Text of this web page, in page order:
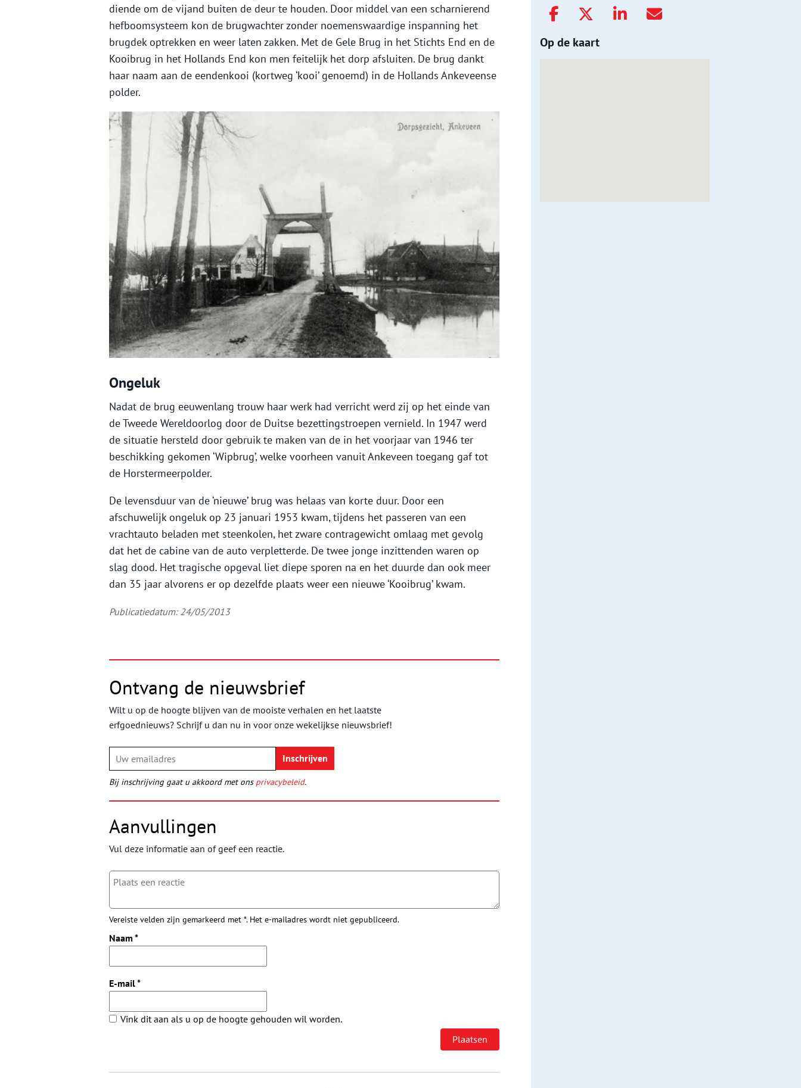
diende om de vijand buiten de deur te houden. Door middel van een scharnierend
hefboomsysteem kon de brugwachter zonder noemenswaardige inspanning het
brugdek optrekken en weer laten zakken. Met de Gele Brug in het Stichts End en de
Kooibrug in het Hollands End kon men feitelijk het dorp afsluiten. De brug dankt
haar naam aan de eendenkooi (kortweg ‘kooi’ genoemd) in de Hollands Ankeveense
polder.
Ongeluk
Nadat de brug eeuwenlang trouw haar werk had verricht werd zij op het einde van
de Tweede Wereldoorlog door de Duitse bezettingstroepen vernield. In 1947 werd
de situatie hersteld door gebruik te maken van de in het voorjaar van 1946 ter
beschikking gekomen ‘Wipbrug’, welke voorheen vanuit Ankeveen toegang gaf tot
de Horstermeerpolder.
De levensduur van de ‘nieuwe’ brug was helaas van korte duur. Door een
afschuwelijk ongeluk op 23 januari 1953 kwam, tijdens het passeren van een
vrachtauto beladen met steenkolen, het zware contragewicht omlaag met gevolg
dat het de cabine van de auto verpletterde. De twee jonge inzittenden waren op
slag dood. Het tragische opgeval liet diepe sporen na en het duurde dan ook meer
dan 35 jaar alvorens er op dezelfde plaats weer een nieuwe ‘Kooibrug’ kwam.
Publicatiedatum: 24/05/2013
Ontvang de nieuwsbrief
Wilt u op de hoogte blijven van de mooiste verhalen en het laatste
erfgoednieuws? Schrijf u dan nu in voor onze wekelijkse nieuwsbrief!
Bij inschrijving gaat u akkoord met ons privacybeleid.
Aanvullingen
Vul deze informatie aan of geef een reactie.
Vereiste velden zijn gemarkeerd met *. Het e-mailadres wordt niet gepubliceerd.
Naam *
E-mail*
Vink dit aan als u op de hoogte gehouden wil worden.
Op de kaart